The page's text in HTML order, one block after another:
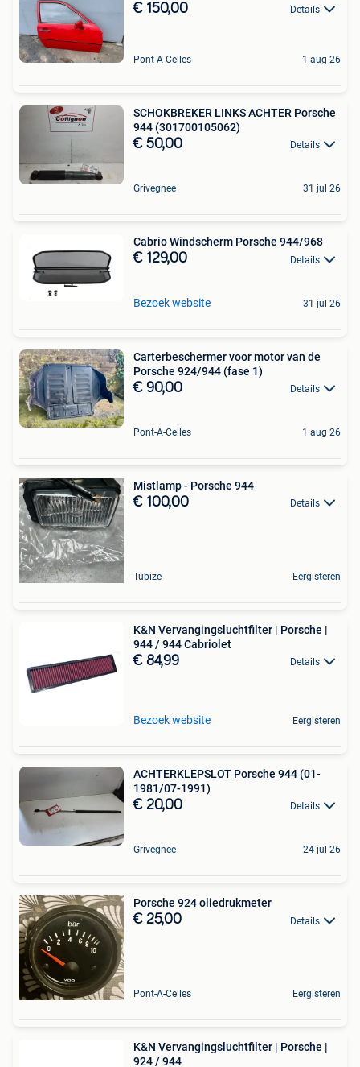
€ 150,00 Details
Pont-A-Celles 1 aug 26
SCHOKBREKER LINKS ACHTER Porsche
944 (301700105062)
€ 50,00 Details
Grivegnee 31 jul 26
Cabrio Windscherm Porsche 944/968
€ 129,00 Details
Bezoek website 31 jul 26
Carterbeschermer voor motor van de
Porsche 924/944 (fase 1)
€ 90,00 Details
Pont-A-Celles 1 aug 26
Mistlamp - Porsche 944
€ 100,00 Details
Tubize Eergisteren
K&N Vervangingsluchtfilter | Porsche |
944 / 944 Cabriolet
€ 84,99 Details
Bezoek website Eergisteren
ACHTERKLEPSLOT Porsche 944 (01-
1981/07-1991)
€ 20,00 Details
Grivegnee 24 jul 26
Porsche 924 oliedrukmeter
€ 25,00 Details
Pont-A-Celles Eergisteren
K&N Vervangingsluchtfilter | Porsche |
924 / 944